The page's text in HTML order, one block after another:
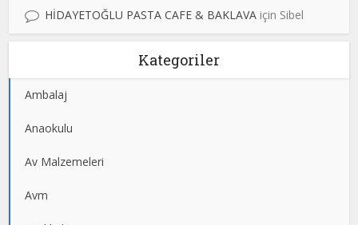
HİDAYETOĞLU PASTA CAFE & BAKLAVA için Sibel
Kategoriler
Ambalaj
Anaokulu
Av Malzemeleri
Avm